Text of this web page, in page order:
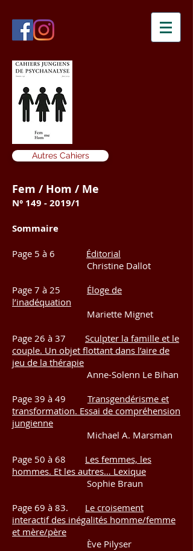
Autres Cahiers
Fem / Hom / Me
N° 149 - 2019/1
Sommaire
Page 5 à 6 Éditorial
Christine Dallot
Page 7 à 25 Éloge de
l’inadéquation
Mariette Mignet
Page 26 à 37 Sculpter la famille et le
couple. Un objet flottant dans l’aire de
jeu de la thérapie
Anne-Solenn Le Bihan
Page 39 à 49 Transgendérisme et
transformation. Essai de compréhension
jungienne
Michael A. Marsman
Page 50 à 68 Les femmes, les
hommes. Et les autres… Lexique
Sophie Braun
Page 69 à 83. Le croisement
interactif des inégalités homme/femme
et mère/père
Ève Pilyser